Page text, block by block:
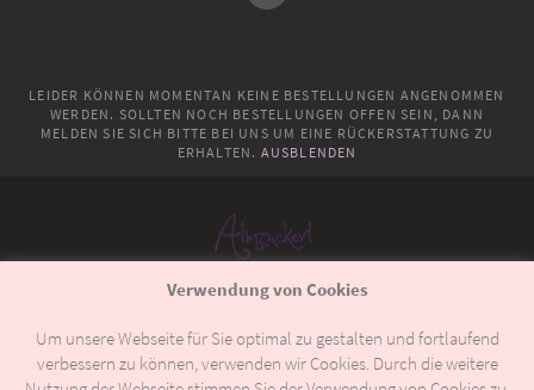
LEIDER KÖNNEN MOMENTAN KEINE BESTELLUNGEN ANGENOMMEN
WERDEN. SOLLTEN NOCH BESTELLUNGEN OFFEN SEIN, DANN
MELDEN SIE SICH BITTE BEI UNS UM EINE RÜCKERSTATTUNG ZU
ERHALTEN. AUSBLENDEN
© 2018Almzuckerl
Allgemeine Geschäftsbedingungen
Versand & Lieferung
Verwendung von Cookies
Um unsere Webseite für Sie optimal zu gestalten und fortlaufend
verbessern zu können, verwenden wir Cookies. Durch die weitere